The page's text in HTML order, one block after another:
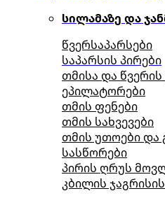
სილამაზე და
წვერსაპარსები
საპარსის პირები
თმისა და
ეპილატორები
თმის ფენები
თმის სახვევები
თმის უთოები და
სასწორები
პირის ღრუს
კბილის